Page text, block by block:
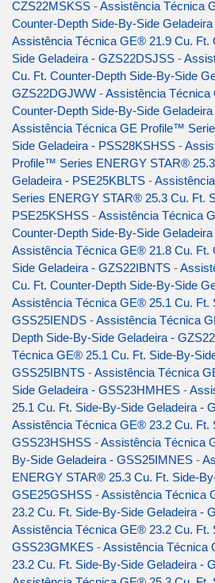
CZS22MSKSS -Assistência Técnica
Counter-Depth Side-By-Side
Assistência Técnica GE® 21.9 Cu. Ft.
Side Geladeira - GZS22DSJSS -
Cu. Ft. Counter-Depth Side-By-Side
GZS22DGJWW -Assistência Técnica
Counter-Depth Side-By-Side
Assistência Técnica GE Profile™
Side Geladeira - PSS28KSHSS -
Profile™ Series ENERGY STAR®
Geladeira - PSE25KBLTS -
Series ENERGY STAR® 25.3 Cu. Ft.
PSE25KSHSS -Assistência Técnica
Counter-Depth Side-By-Side
Assistência Técnica GE® 21.8 Cu. Ft.
Side Geladeira - GZS22IBNTS -
Cu. Ft. Counter-Depth Side-By-Side
Assistência Técnica GE® 25.1 Cu. Ft.
GSS25IENDS -Assistência Técnica
Depth Side-By-Side Geladeira -
Técnica GE® 25.1 Cu. Ft. Side-By-
GSS25IBNTS -Assistência Técnica
Side Geladeira - GSS23HMHES -
25.1 Cu. Ft. Side-By-Side Geladeira -
Assistência Técnica GE® 23.2 Cu. Ft.
GSS23HSHSS -Assistência Técnica
By-Side Geladeira - GSS25IMNES -
ENERGY STAR® 25.3 Cu. Ft. Side-
GSE25GSHSS -Assistência Técnica
23.2 Cu. Ft. Side-By-Side Geladeira -
Assistência Técnica GE® 23.2 Cu. Ft.
GSS23GMKES -Assistência Técnica
23.2 Cu. Ft. Side-By-Side Geladeira -